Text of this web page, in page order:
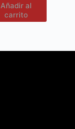
Añadir al
carrito